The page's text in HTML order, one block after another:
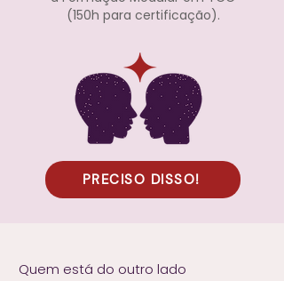
(150h para certificação).
PRECISO DISSO!
Quem está do outro lado